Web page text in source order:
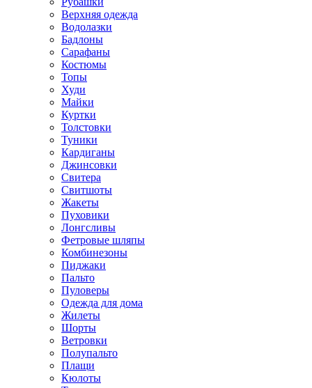
Верхняя одежда
Водолазки
Бадлоны
Сарафаны
Костюмы
Топы
Худи
Майки
Куртки
Толстовки
Туники
Кардиганы
Джинсовки
Свитера
Свитшоты
Жакеты
Пуховики
Лонгсливы
Фетровые шляпы
Комбинезоны
Пиджаки
Пальто
Пуловеры
Одежда для дома
Жилеты
Шорты
Ветровки
Полупальто
Плащи
Кюлоты